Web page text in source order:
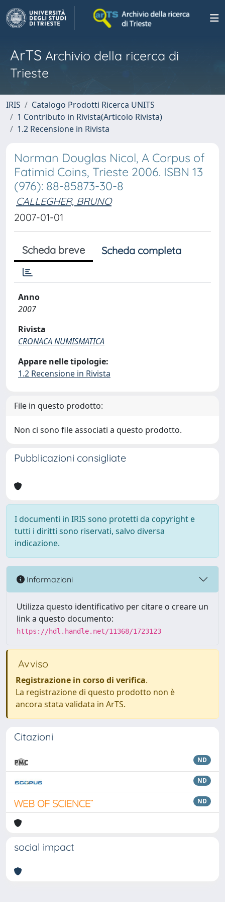
ArTS Archivio della ricerca di
Trieste
IRIS
Catalogo Prodotti Ricerca UNITS
1 Contributo in Rivista(Articolo Rivista)
1.2 Recensione in Rivista
Norman Douglas Nicol, A Corpus of
Fatimid Coins, Trieste 2006. ISBN 13
(976): 88-85873-30-8
CALLEGHER, BRUNO
2007-01-01
Scheda breve Scheda completa
Anno
2007
Rivista
CRONACA NUMISMATICA
Appare nelle tipologie:
1.2 Recensione in Rivista
File in questo prodotto:
Non ci sono file associati a questo prodotto.
Pubblicazioni consigliate
I documenti in IRIS sono protetti da copyright e
tutti i diritti sono riservati, salvo diversa
indicazione.
Informazioni
Utilizza questo identificativo per citare o creare un
link a questo documento:
https://hdl.handle.net/11368/1723123
Avviso
Registrazione in corso di verifica.
La registrazione di questo prodotto non è
ancora stata validata in ArTS.
Citazioni
ND
ND
ND
social impact